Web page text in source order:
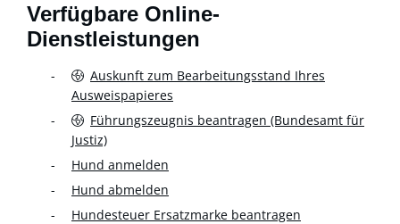
Verfügbare Online-
Dienstleistungen
Auskunft zum Bearbeitungsstand Ihres
Ausweispapieres
Führungszeugnis beantragen (Bundesamt für
Justiz)
Hund anmelden
Hund abmelden
Hundesteuer Ersatzmarke beantragen